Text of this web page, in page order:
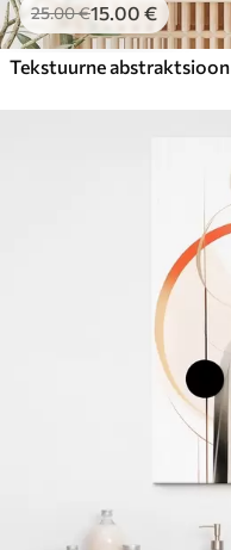
25.00€15.00 €
Tekstuurne abstraktsioon